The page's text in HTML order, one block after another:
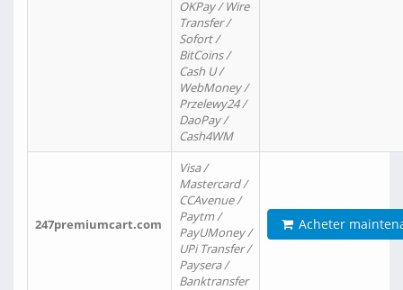
OKPay / Wire
Transfer /
Sofort /
BitCoins /
Cash U /
WebMoney /
Przelewy24 /
DaoPay /
Cash4WM
247premiumcart.com
Visa /
Mastercard /
CCAvenue /
Paytm /
PayUMoney /
UPi Transfer /
Paysera /
Banktransfer
Acheter